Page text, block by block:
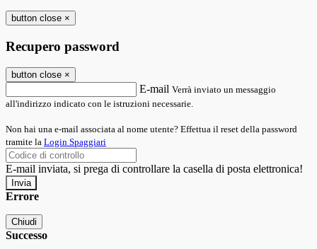
button close ×
Recupero password
button close ×
E-mail Verrà inviato un messaggio
all'indirizzo indicato con le istruzioni necessarie.
Non hai una e-mail associata al nome utente? Effettua il reset della password
tramite la Login Spaggiari
E-mail inviata, si prega di controllare la casella di posta elettronica!
Errore
Chiudi
Successo